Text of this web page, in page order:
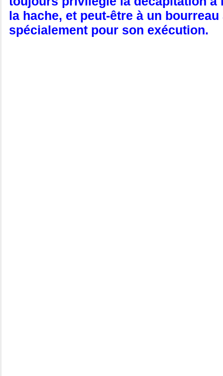
la hache, et peut-être à un
spécialement pour son exécution.